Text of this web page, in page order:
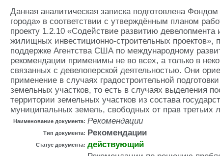
Данная аналитическая записка подготовлена
города» в соответствии с утверждённым планом
проекту 1.2.10 «Содействие развитию девелопмента
жилищных инвестиционно-строительных проектов»,
поддержке Агентства США по международному
рекомендации применимы не во всех, а только в
связанных с девелоперской деятельностью. Они
применение в случаях градостроительной
земельных участков, то есть в случаях выделения
территории земельных участков из состава
муниципальных земель, свободных от прав третьих
Наименование документа: Рекомендации
Тип документа: Рекомендации
Статус документа: действующий